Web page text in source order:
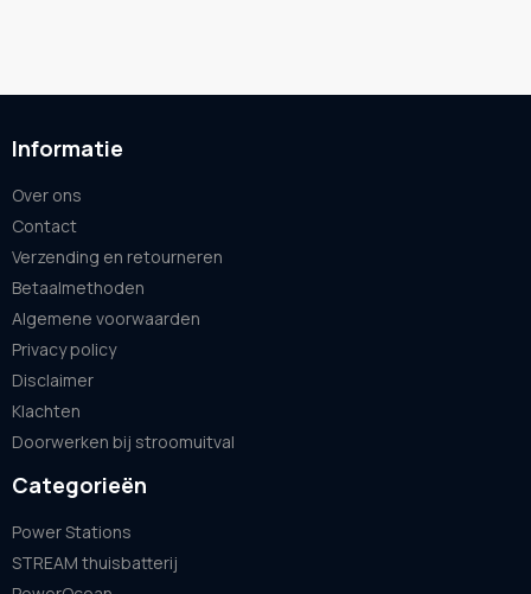
Informatie
Over ons
Contact
Verzending en retourneren
Betaalmethoden
Algemene voorwaarden
Privacy policy
Disclaimer
Klachten
Doorwerken bij stroomuitval
Categorieën
Power Stations
STREAM thuisbatterij